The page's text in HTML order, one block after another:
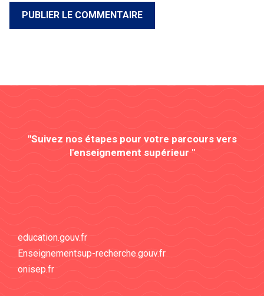
"Suivez nos étapes pour votre parcours vers
l'enseignement supérieur "
education.gouv.fr
Enseignementsup-recherche.gouv.fr
onisep.fr